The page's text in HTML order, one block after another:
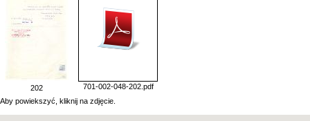
202
701-002-048-202.pdf
Aby powiekszyć, kliknij na zdjęcie.